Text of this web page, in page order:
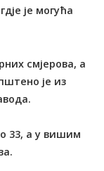
је могућа
смјерова, а
је из
33, а у вишим